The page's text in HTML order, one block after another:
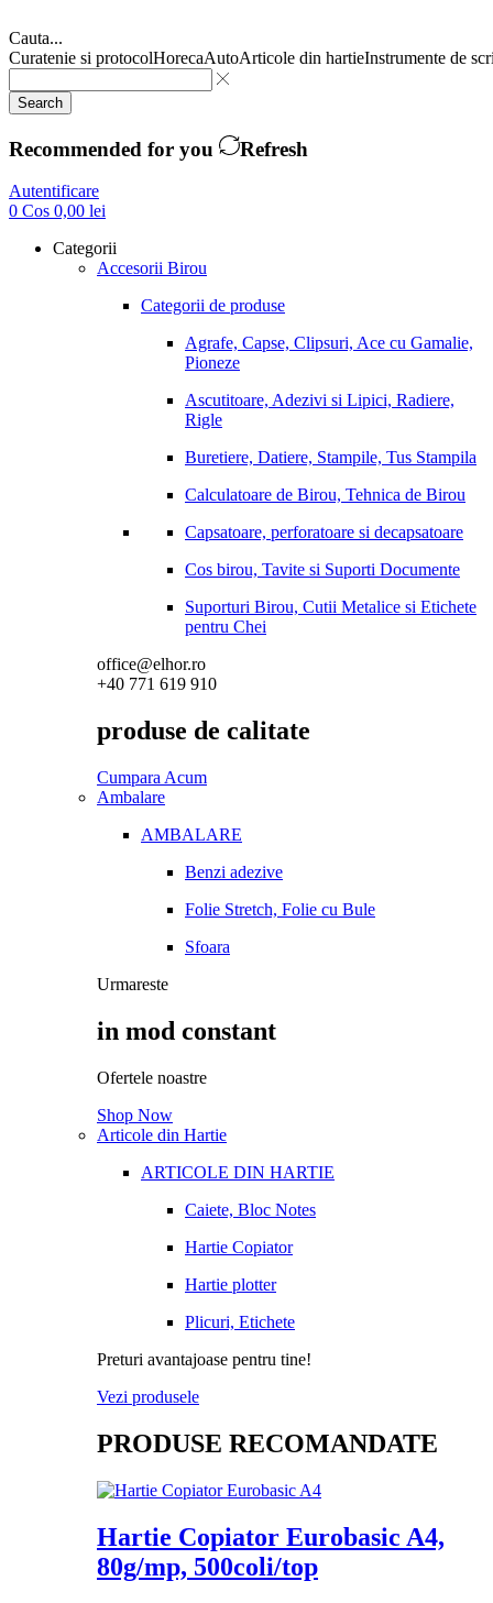
Cauta...
Curatenie si protocolHorecaAutoArticole din hartieInstrumente de
Search
Recommended for you Refresh
Autentificare
0 Cos 0,00 lei
Categorii
Accesorii Birou
Categorii de produse
Agrafe, Capse, Clipsuri, Ace cu Gamalie,
Pioneze
Ascutitoare, Adezivi si Lipici, Radiere,
Rigle
Buretiere, Datiere, Stampile, Tus Stampila
Calculatoare de Birou, Tehnica de Birou
Capsatoare, perforatoare si decapsatoare
Cos birou, Tavite si Suporti Documente
Suporturi Birou, Cutii Metalice si Etichete
pentru Chei
office@elhor.ro
+40 771 619 910
produse de calitate
Cumpara Acum
Ambalare
AMBALARE
Benzi adezive
Folie Stretch, Folie cu Bule
Sfoara
Urmareste
in mod constant
Ofertele noastre
Shop Now
Articole din Hartie
ARTICOLE DIN HARTIE
Caiete, Bloc Notes
Hartie Copiator
Hartie plotter
Plicuri, Etichete
Preturi avantajoase pentru tine!
Vezi produsele
PRODUSE RECOMANDATE
Hartie Copiator Eurobasic A4,
80g/mp, 500coli/top